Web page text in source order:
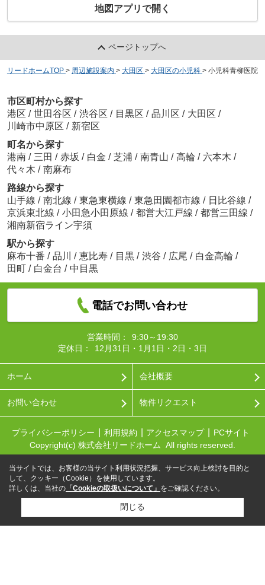
地図アプリで開く
ページトップへ
リードホームTOP > 周辺施設案内 > 大田区 > 大田区の小児科 > 小児科青柳医院
市区町村から探す
港区 / 世田谷区 / 渋谷区 / 目黒区 / 品川区 / 大田区 /
川崎市中原区 / 新宿区
町名から探す
港南 / 三田 / 赤坂 / 白金 / 芝浦 / 南青山 / 高輪 / 六本木 /
代々木 / 南麻布
路線から探す
山手線 / 南北線 / 東急東横線 / 東急田園都市線 / 日比谷線 /
京浜東北線 / 小田急小田原線 / 都営大江戸線 / 都営三田線 /
湘南新宿ライン宇須
駅から探す
麻布十番 / 品川 / 恵比寿 / 目黒 / 渋谷 / 広尾 / 白金高輪 /
田町 / 白金台 / 中目黒
電話でお問い合わせ
営業時間：
9:30～19:30
定休日：
12月31日・1月1日・2日・3日
ホーム 会社概要
お問い合わせ 物件リクエスト
プライバシーポリシー 利用規約 アクセスマップ
PCサイト
Copyright(c) 株式会社リードホーム All rights reserved.
当サイトでは、お客様の当サイト利用状況把握、サービス向上検討を目的と
して、クッキー（Cookie）を使用しています。
詳しくは、当社の 「Cookieの取扱いについて」 をご確認ください。
閉じる